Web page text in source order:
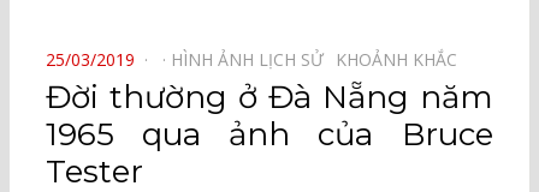
POSTED
ON
25/03/2019 HÌNH ẢNH LỊCH SỬ⠀ KHOẢNH KHẮC⠀
Đời thường ở Đà Nẵng năm
1965 qua ảnh của Bruce
Tester